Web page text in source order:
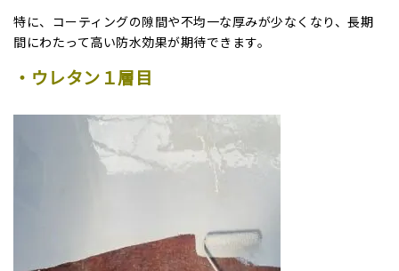
特に、コーティングの隙間や不均一な厚みが少なくなり、長期
間にわたって高い防水効果が期待できます。
・ウレタン１層目